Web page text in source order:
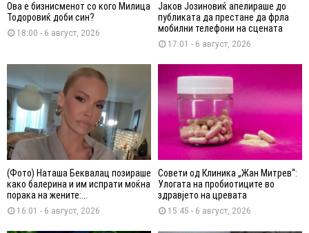
Ова е бизнисменот со кого Милица
Тодоровиќ доби син?
18:00 - 6 август, 2026
Јаков Јозиновиќ апелираше до
публиката да престане да фрла
мобилни телефони на сцената
17:01 - 6 август, 2026
(Фото) Наташа Беквалац позираше
како балерина и им испрати моќна
порака на жените:...
16:01 - 6 август, 2026
Совети од Клиника „Жан Митрев“:
Улогата на пробиотиците во
здравјето на цревата
15:45 - 6 август, 2026